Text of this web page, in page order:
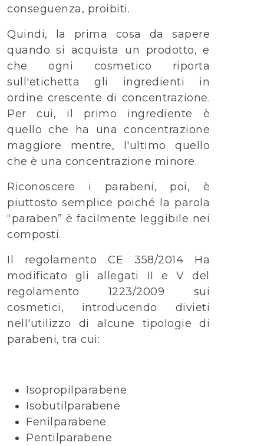
conseguenza, proibiti.
Quindi, la prima cosa da sapere
quando si acquista un prodotto, e
che ogni cosmetico riporta
sull'etichetta gli ingredienti in
ordine crescente di concentrazione.
Per cui, il primo ingrediente è
quello che ha una concentrazione
maggiore mentre, l'ultimo quello
che è una concentrazione minore.
Riconoscere i parabeni, poi, è
piuttosto semplice poiché la parola
“paraben” è facilmente leggibile nei
composti.
Il regolamento CE 358/2014 Ha
modificato gli allegati II e V del
regolamento 1223/2009 sui
cosmetici, introducendo divieti
nell'utilizzo di alcune tipologie di
parabeni, tra cui:
Isopropilparabene
Isobutilparabene
Fenilparabene
Pentilparabene